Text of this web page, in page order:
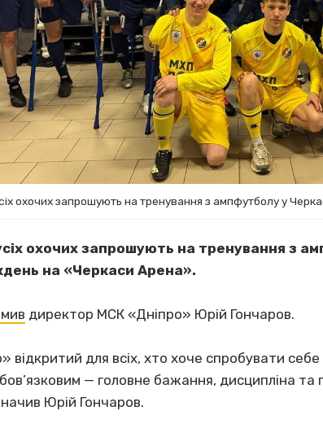
охочих запрошують на тренування з ампфутболу у
охочих запрошують на тренування з
на «Черкаси Арена».
директор МСК «Дніпро» Юрій Гончаров.
відкритий для всіх, хто хоче спробувати
— головне бажання, дисципліна та
Юрій Гончаров.